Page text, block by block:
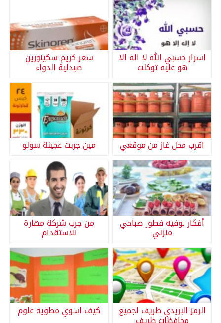
اسرار حسبي الله لا اله الا
هو عليه توكلت
سعر كريم سكينورين
صيدلية الدواء
اقرب محل غاز من موقعي مين جربت عجينة سولو
أفكار بوفيه فطور صباحي
منزلي
من جرب شركة مهارة
للاستقدام
الرمز البريدي طريف لجميع كيف اسوي مطويه علوم